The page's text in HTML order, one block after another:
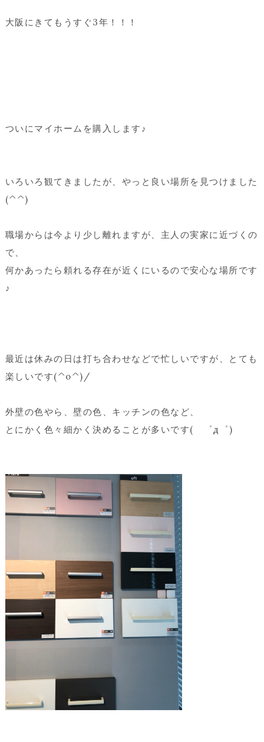
大阪にきてもうすぐ3年！！！
ついにマイホームを購入します♪
いろいろ観てきましたが、やっと良い場所を見つけました
(^^)
職場からは今より少し離れますが、主人の実家に近づくの
で、
何かあったら頼れる存在が近くにいるので安心な場所です
♪
最近は休みの日は打ち合わせなどで忙しいですが、とても
楽しいです(^o^)/
外壁の色やら、壁の色、キッチンの色など、
とにかく色々細かく決めることが多いです( ゜д゜)